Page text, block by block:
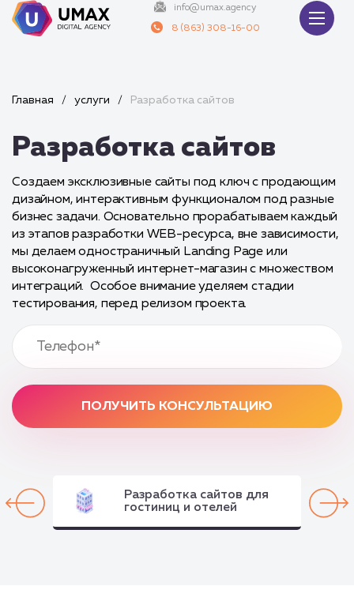
info@umax.agency
8 (863) 308-16-00
Главная / услуги / Разработка сайтов
Разработка сайтов
Создаем эксклюзивные сайты под ключ с продающим
дизайном, интерактивным функционалом под разные
бизнес задачи. Основательно прорабатываем каждый
из этапов разработки WEB-ресурса, вне зависимости,
мы делаем одностраничный Landing Page или
высоконагруженный интернет-магазин с множеством
интеграций. Особое внимание уделяем стадии
тестирования, перед релизом проекта.
ПОЛУЧИТЬ КОНСУЛЬТАЦИЮ
Разработка сайтов для
гостиниц и отелей